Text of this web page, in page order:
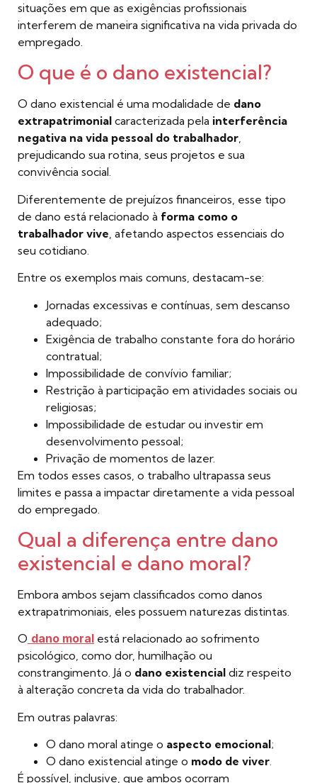
situações em que as exigências profissionais
interferem de maneira significativa na vida privada do
empregado.
O que é o dano existencial?
O dano existencial é uma modalidade de dano
extrapatrimonial caracterizada pela interferência
negativa na vida pessoal do trabalhador,
prejudicando sua rotina, seus projetos e sua
convivência social.
Diferentemente de prejuízos financeiros, esse tipo
de dano está relacionado à forma como o
trabalhador vive , afetando aspectos essenciais do
seu cotidiano.
Entre os exemplos mais comuns, destacam-se:
Jornadas excessivas e contínuas, sem descanso
adequado;
Exigência de trabalho constante fora do horário
contratual;
Impossibilidade de convívio familiar;
Restrição à participação em atividades sociais ou
religiosas;
Impossibilidade de estudar ou investir em
desenvolvimento pessoal;
Privação de momentos de lazer.
Em todos esses casos, o trabalho ultrapassa seus
limites e passa a impactar diretamente a vida pessoal
do empregado.
Qual a diferença entre dano
existencial e dano moral?
Embora ambos sejam classificados como danos
extrapatrimoniais, eles possuem naturezas distintas.
O dano moral está relacionado ao sofrimento
psicológico, como dor, humilhação ou
constrangimento. Já o dano existencial diz respeito
à alteração concreta da vida do trabalhador.
Em outras palavras:
O dano moral atinge o aspecto emocional;
O dano existencial atinge o modo de viver.
É possível, inclusive, que ambos ocorram